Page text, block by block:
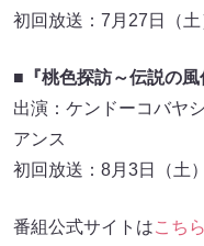
初回放送：7月27日（
■『桃色探訪～伝説の風
出演：ケンドーコバ
アンス
初回放送：8月3日（
番組公式サイトはこちら